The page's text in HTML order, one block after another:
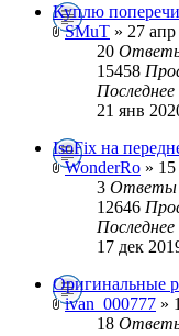
Куплю
SMuT » 27
20
15458
21 янв
IsoFix на
WonderRo »
3 Ответы
12646
17 дек
Оригинальные
ivan_000777 »
18